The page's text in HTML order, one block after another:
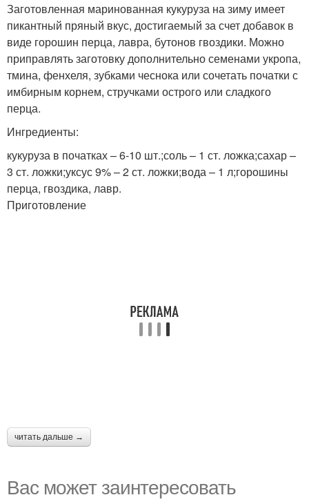
Заготовленная маринованная кукуруза на зиму имеет
пикантный пряный вкус, достигаемый за счет добавок в
виде горошин перца, лавра, бутонов гвоздики. Можно
приправлять заготовку дополнительно семенами укропа,
тмина, фенхеля, зубками чеснока или сочетать початки с
имбирным корнем, стручками острого или сладкого
перца.
Ингредиенты:
кукуруза в початках – 6-10 шт.;соль – 1 ст. ложка;сахар –
3 ст. ложки;уксус 9% – 2 ст. ложки;вода – 1 л;горошины
перца, гвоздика, лавр.
Приготовление
читать дальше →
Вас может заинтересовать